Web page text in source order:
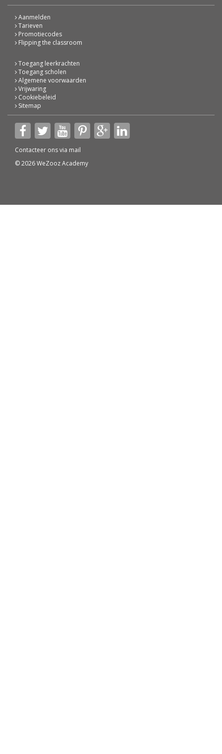
Aanmelden
Tarieven
Promotiecodes
Flipping the classroom
Toegang leerkrachten
Toegang scholen
Algemene voorwaarden
Vrijwaring
Cookiebeleid
Sitemap
Contacteer ons via mail
© 2026 WeZooz Academy